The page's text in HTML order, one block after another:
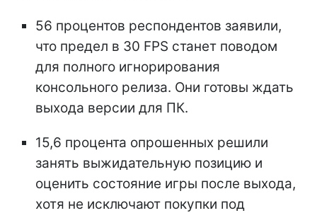
56 процентов респондентов заявили,
что предел в 30 FPS станет поводом
для полного игнорирования
консольного релиза. Они готовы ждать
выхода версии для ПК.
15,6 процента опрошенных решили
занять выжидательную позицию и
оценить состояние игры после выхода,
хотя не исключают покупки под